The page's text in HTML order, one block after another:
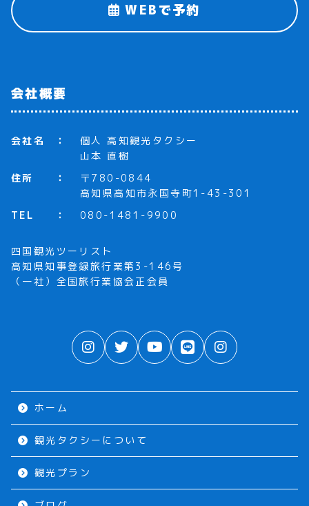
WEBで予約
会社概要
会社名
個人 高知観光タクシー
山本 直樹
住所
〒780-0844
高知県高知市永国寺町1-43-301
TEL
080-1481-9900
四国観光ツーリスト
高知県知事登録旅行業第3-146号
（一社）全国旅行業協会正会員
ホーム
観光タクシーについて
観光プラン